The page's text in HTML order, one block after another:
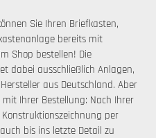
Sie Ihren Briefkasten,
bereits mit
Shop bestellen! Die
dabei ausschließlich Anlagen,
aus Deutschland. Aber
Ihrer Bestellung: Nach Ihrer
per
bis ins letzte Detail zu